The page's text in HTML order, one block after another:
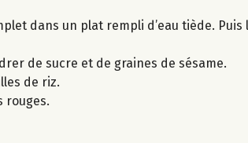
dans un plat rempli d’eau tiède.
de sucre et de graines de sésame.
de riz.
rouges.